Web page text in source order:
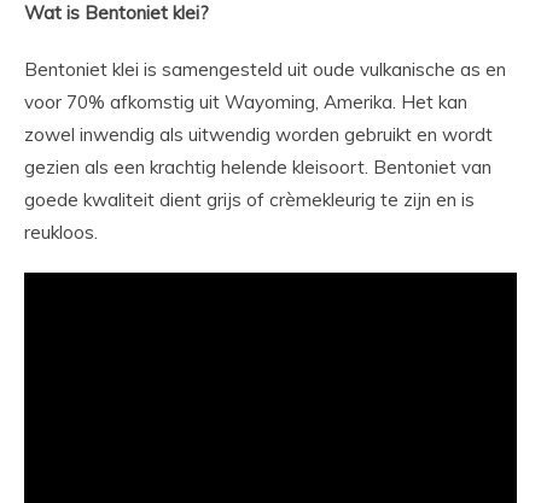
Wat is Bentoniet klei?
Bentoniet klei is samengesteld uit oude vulkanische as en
voor 70% afkomstig uit Wayoming, Amerika. Het kan
zowel inwendig als uitwendig worden gebruikt en wordt
gezien als een krachtig helende kleisoort. Bentoniet van
goede kwaliteit dient grijs of crèmekleurig te zijn en is
reukloos.